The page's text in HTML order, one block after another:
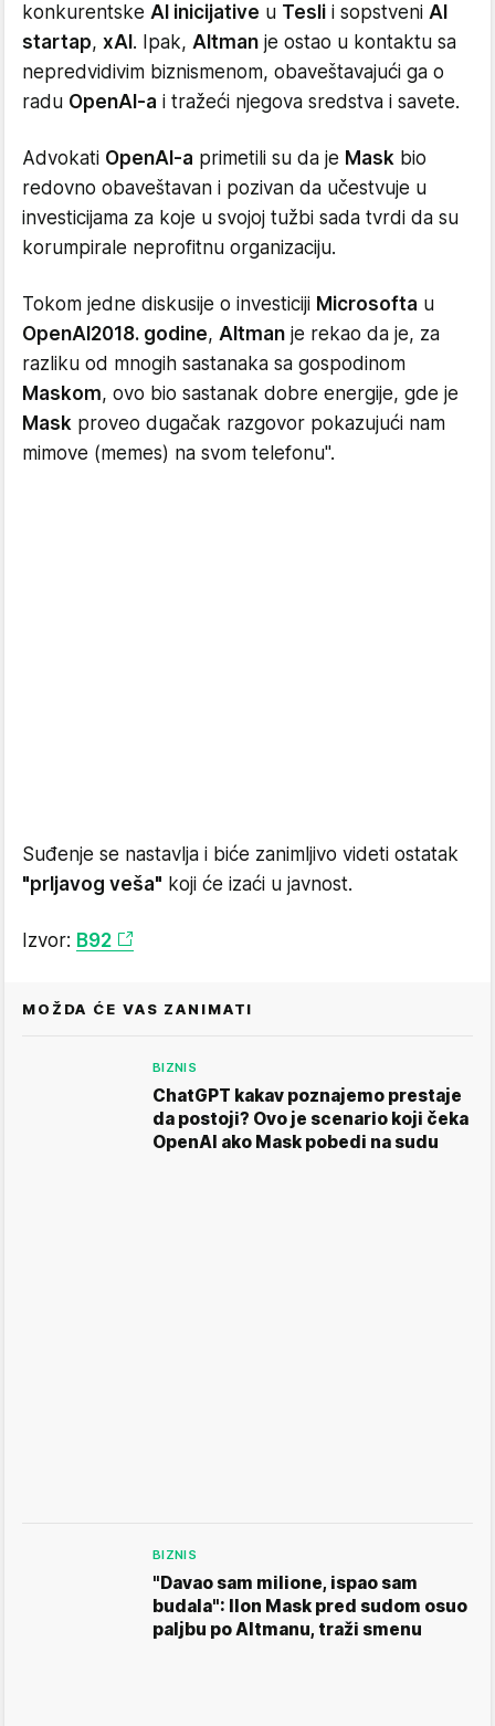
konkurentske AI inicijative u Tesli i sopstveni AI
startap, xAI. Ipak, Altman je ostao u kontaktu sa
nepredvidivim biznismenom, obaveštavajući ga o
radu OpenAI-a i tražeći njegova sredstva i savete.
Advokati OpenAI-a primetili su da je Mask bio
redovno obaveštavan i pozivan da učestvuje u
investicijama za koje u svojoj tužbi sada tvrdi da su
korumpirale neprofitnu organizaciju.
Tokom jedne diskusije o investiciji Microsofta u
OpenAI2018. godine, Altman je rekao da je, za
razliku od mnogih sastanaka sa gospodinom
Maskom, ovo bio sastanak dobre energije, gde je
Mask proveo dugačak razgovor pokazujući nam
mimove (memes) na svom telefonu".
Suđenje se nastavlja i biće zanimljivo videti ostatak
"prljavog veša" koji će izaći u javnost.
Izvor: B92
MOŽDA ĆE VAS ZANIMATI
BIZNIS
ChatGPT kakav poznajemo prestaje
da postoji? Ovo je scenario koji čeka
OpenAI ako Mask pobedi na sudu
BIZNIS
"Davao sam milione, ispao sam
budala": Ilon Mask pred sudom osuo
paljbu po Altmanu, traži smenu